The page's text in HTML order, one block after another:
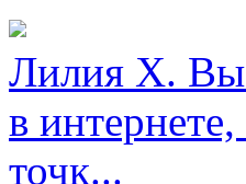
Лилия Х.
в
точк...